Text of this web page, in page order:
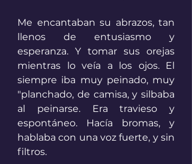
Me encantaban su abrazos, tan
llenos de entusiasmo y
esperanza. Y tomar sus orejas
mientras lo veía a los ojos. El
siempre iba muy peinado, muy
"planchado, de camisa, y silbaba
al peinarse. Era travieso y
espontáneo. Hacía bromas, y
hablaba con una voz fuerte, y sin
filtros.